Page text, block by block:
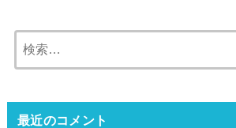
索:
最近のコメント